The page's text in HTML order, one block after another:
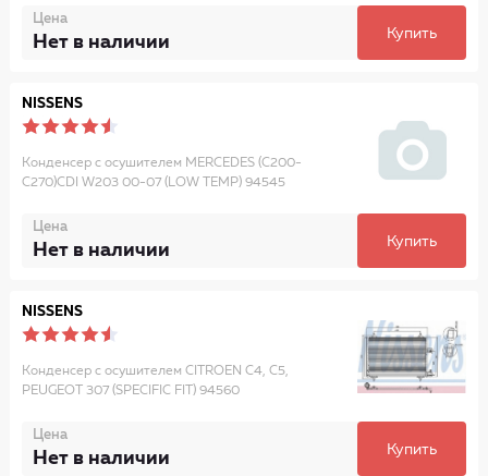
Цена
Нет в наличии Купить
NISSENS
Конденсер с осушителем MERCEDES (C200-
C270)CDI W203 00-07 (LOW TEMP) 94545
Цена
Нет в наличии Купить
NISSENS
Конденсер с осушителем CITROEN C4, C5,
PEUGEOT 307 (SPECIFIC FIT) 94560
Цена
Нет в наличии Купить